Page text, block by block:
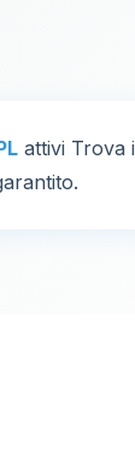
attivi Trova